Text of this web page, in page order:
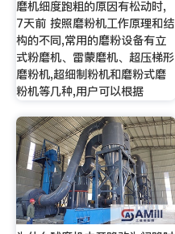
磨机细度跑粗的原因有松动时,
7天前 按照磨粉机工作原理和结
构的不同,常用的磨粉设备有立
式粉磨机、雷蒙磨机、超压梯形
磨粉机,超细制粉机和磨粉式磨
粉机等几种,用户可以根据